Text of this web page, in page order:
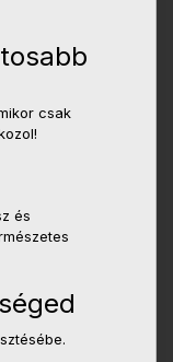
csak
és